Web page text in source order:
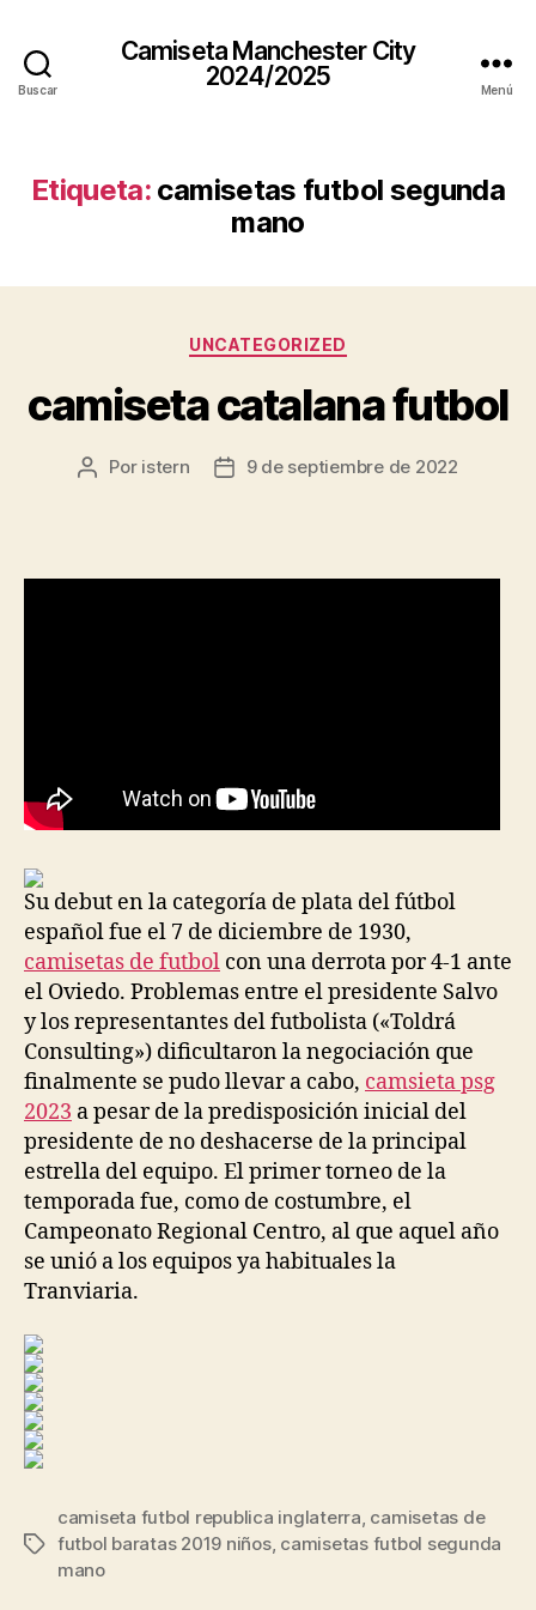
Buscar
Camiseta Manchester City
2024/2025
Menú
Etiqueta: camisetas futbol segunda
mano
Categorías
UNCATEGORIZED
camiseta catalana futbol
Autor
Por istern
Fecha9 de septiembre de 2022
Su debut en la categoría de plata del fútbol
español fue el 7 de diciembre de 1930,
camisetas de futbol con una derrota por 4-1 ante
el Oviedo. Problemas entre el presidente Salvo
y los representantes del futbolista («Toldrá
Consulting») dificultaron la negociación que
finalmente se pudo llevar a cabo, camsieta psg
2023 a pesar de la predisposición inicial del
presidente de no deshacerse de la principal
estrella del equipo. El primer torneo de la
temporada fue, como de costumbre, el
Campeonato Regional Centro, al que aquel año
se unió a los equipos ya habituales la
Tranviaria.
Etiquetas
camiseta futbol republica inglaterra camisetas de
futbol baratas 2019 niños, camisetas futbol segunda
mano